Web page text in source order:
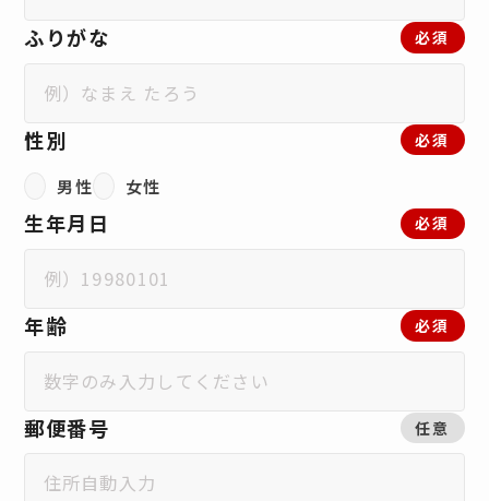
必須
ふりがな
必須
性別
男性 女性
必須
生年月日
必須
年齢
任意
郵便番号